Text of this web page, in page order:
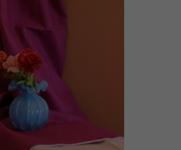
AL CARRITO